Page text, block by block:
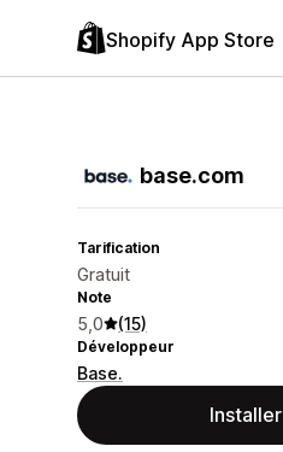
Shopify App Store
base.com
Tarification
Gratuit
Note
5,0 (15)
Développeur
Base.
Installer